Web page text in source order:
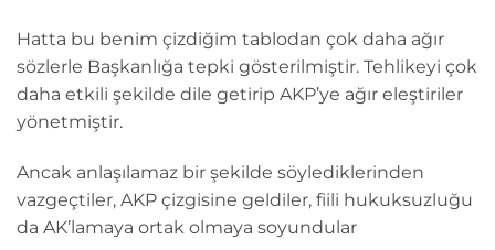
Hatta bu benim çizdiğim tablodan çok daha ağır
sözlerle Başkanlığa tepki gösterilmiştir. Tehlikeyi çok
daha etkili şekilde dile getirip AKP’ye ağır eleştiriler
yönetmiştir.
Ancak anlaşılamaz bir şekilde söylediklerinden
vazgeçtiler, AKP çizgisine geldiler, fiili hukuksuzluğu
da AK’lamaya ortak olmaya soyundular